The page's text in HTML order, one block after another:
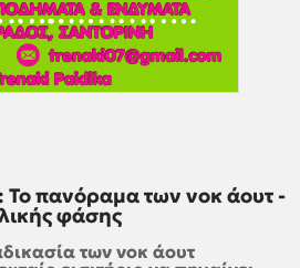
πανόραμα των νοκ άουτ -
φάσης
των νοκ άουτ